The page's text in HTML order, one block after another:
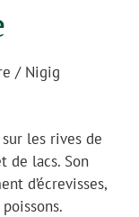
/ Nigig
les rives de
de lacs. Son
d’écrevisses,